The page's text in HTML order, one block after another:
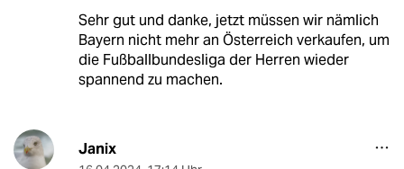
Sehr gut und danke, jetzt müssen wir nämlich
Bayern nicht mehr an Österreich verkaufen, um
die Fußballbundesliga der Herren wieder
spannend zu machen.
Janix